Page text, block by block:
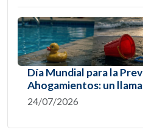
Día Mundial para la
Ahogamientos: un
24/07/2026